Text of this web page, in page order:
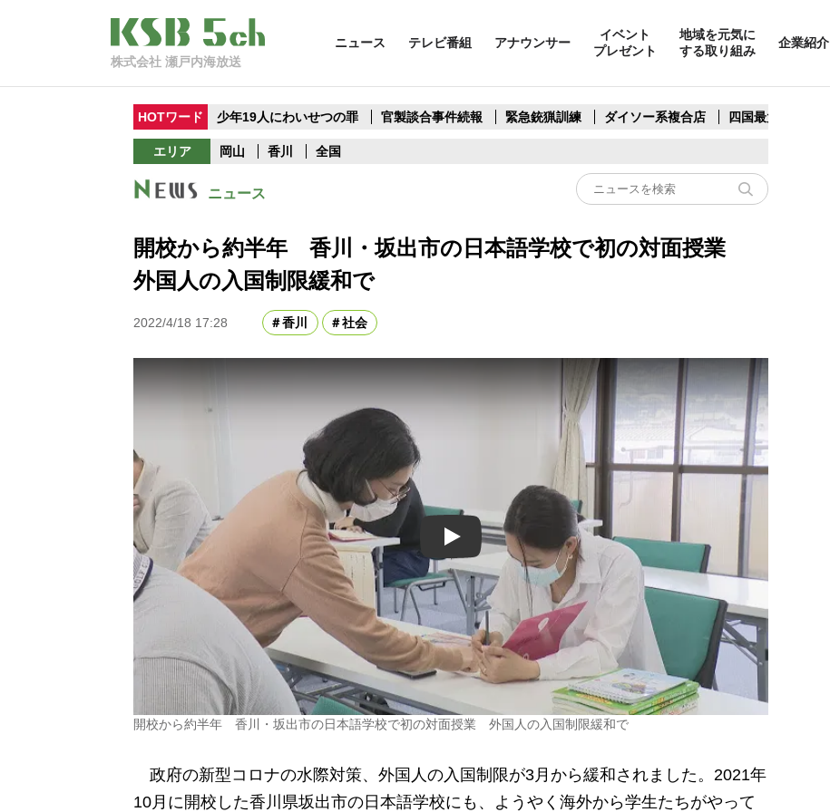
株式会社 瀬戸内海放送
ニュース テレビ番組 アナウンサー
イベント
プレゼント
地域を元気に
する取り組み
企業紹介
HOTワード 少年19人にわいせつの罪 官製談合事件続報 緊急銃猟訓練 ダイソー系複合店 四国最大スリコ
エリア 岡山 香川 全国
ニュース
開校から約半年 香川・坂出市の日本語学校で初の対面授業
外国人の入国制限緩和で
2022/4/18 17:28 香川 社会
Play
開校から約半年 香川・坂出市の日本語学校で初の対面授業 外国人の入国制限緩和で
政府の新型コロナの水際対策、外国人の入国制限が3月から緩和されました。2021年
10月に開校した香川県坂出市の日本語学校にも、ようやく海外から学生たちがやって